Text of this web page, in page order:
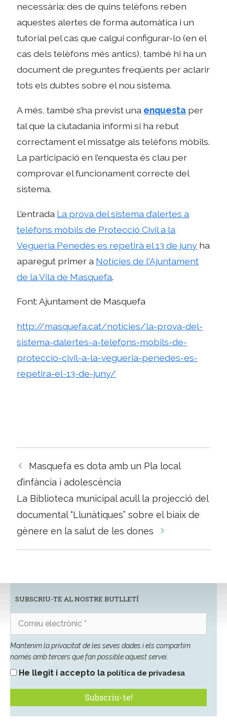
necessària: des de quins telèfons reben
aquestes alertes de forma automàtica i un
tutorial pel cas que calgui configurar-lo (en el
cas dels telèfons més antics), també hi ha un
document de preguntes freqüents per aclarir
tots els dubtes sobre el nou sistema.
A més, també s’ha previst una enquesta per
tal que la ciutadania informi si ha rebut
correctament el missatge als telèfons mòbils.
La participació en l’enquesta és clau per
comprovar el funcionament correcte del
sistema.
L’entrada La prova del sistema d’alertes a
telèfons mòbils de Protecció Civil a la
Vegueria Penedès es repetirà el 13 de juny ha
aparegut primer a Notícies de l'Ajuntament
de la Vila de Masquefa.
Font: Ajuntament de Masquefa
http://masquefa.cat/noticies/la-prova-del-
sistema-dalertes-a-telefons-mobils-de-
proteccio-civil-a-la-vegueria-penedes-es-
repetira-el-13-de-juny/
Navegació
per
Masquefa es dota amb un Pla local
d’infància i adolescència
La Biblioteca municipal acull la projecció del
documental “Llunàtiques” sobre el biaix de
gènere en la salut de les dones
SUBSCRIU-TE AL NOSTRE BUTLLETÍ
electrònic
Mantenim la privacitat de les seves dades i els compartim
només amb tercers que fan possible aquest servei.
He llegit i accepto la política de privadesa